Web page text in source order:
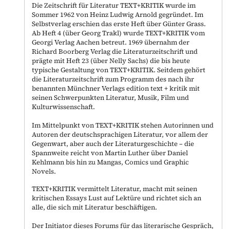
Die Zeitschrift für Literatur TEXT+KRITIK wurde im
Sommer 1962 von Heinz Ludwig Arnold gegründet. Im
Selbstverlag erschien das erste Heft über Günter Grass.
Ab Heft 4 (über Georg Trakl) wurde TEXT+KRITIK vom
Georgi Verlag Aachen betreut. 1969 übernahm der
Richard Boorberg Verlag die Literaturzeitschrift und
prägte mit Heft 23 (über Nelly Sachs) die bis heute
typische Gestaltung von TEXT+KRITIK. Seitdem gehört
die Literaturzeitschrift zum Programm des nach ihr
benannten Münchner Verlags edition text + kritik mit
seinen Schwerpunkten Literatur, Musik, Film und
Kulturwissenschaft.
Im Mittelpunkt von TEXT+KRITIK stehen Autorinnen und
Autoren der deutschsprachigen Literatur, vor allem der
Gegenwart, aber auch der Literaturgeschichte – die
Spannweite reicht von Martin Luther über Daniel
Kehlmann bis hin zu Mangas, Comics und Graphic
Novels.
TEXT+KRITIK vermittelt Literatur, macht mit seinen
kritischen Essays Lust auf Lektüre und richtet sich an
alle, die sich mit Literatur beschäftigen.
Der Initiator dieses Forums für das literarische Gespräch,